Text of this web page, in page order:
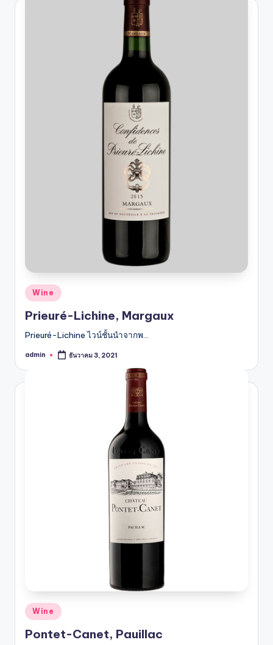
Posted
in
Wine
Prieuré-Lichine, Margaux
Prieuré-Lichine ไวน์ชั้นนำจากพ…
Posted
admin ธันวาคม 3, 2021
Posted
in
Wine
Pontet-Canet, Pauillac